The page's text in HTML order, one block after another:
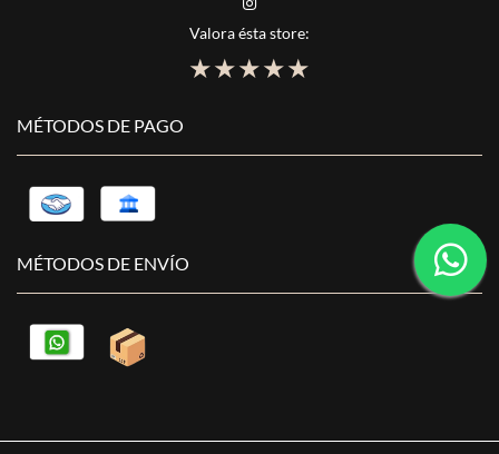
Valora ésta store:
★
★
★
★
★
MÉTODOS DE PAGO
MÉTODOS DE ENVÍO